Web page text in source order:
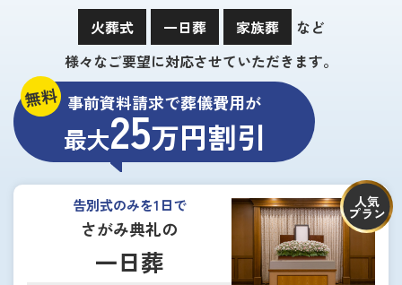
火葬式 一日葬 家族葬
など
様々なご要望に対応させていただきます。
無料 事前資料請求で葬儀費用が
最大25万円割引
告別式のみを1日で
さがみ典礼の
一日葬
人気
プラン